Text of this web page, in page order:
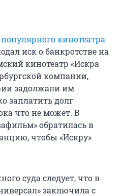
кинотеатра
иск о банкротстве на
кинотеатр «Искра
компании,
задолжали им
заплатить долг
что не может. В
обратилась в
чтобы «Искру»
суда следует, что в
заключила с